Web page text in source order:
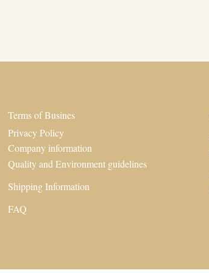
Terms of Busines
Privacy Policy
Company information
Quality and Environment guidelines
Shipping Information
FAQ